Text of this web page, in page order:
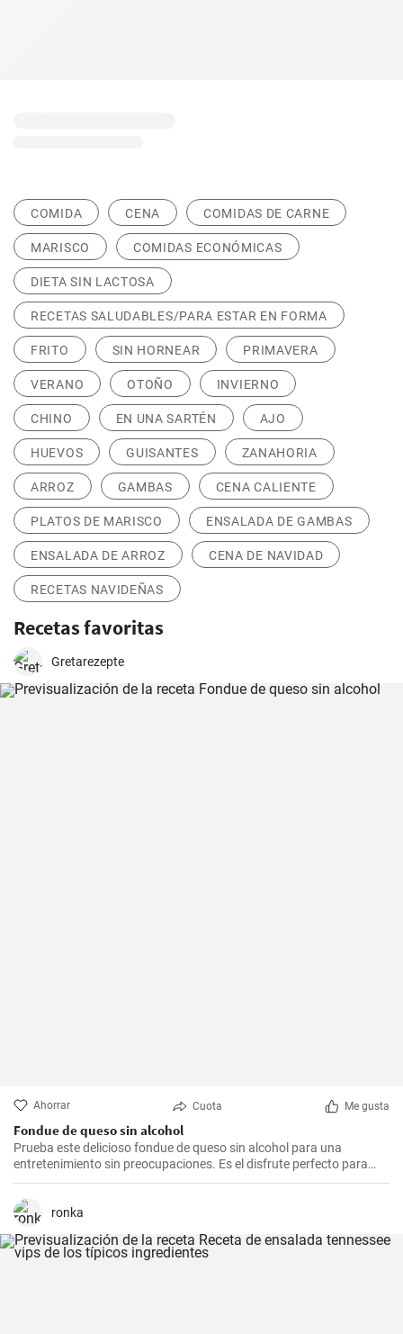
COMIDA CENA COMIDAS DE CARNE
MARISCO COMIDAS ECONÓMICAS
DIETA SIN LACTOSA
RECETAS SALUDABLES/PARA ESTAR EN FORMA
FRITO SIN HORNEAR PRIMAVERA
VERANO OTOÑO INVIERNO
CHINO EN UNA SARTÉN AJO
HUEVOS GUISANTES ZANAHORIA
ARROZ GAMBAS CENA CALIENTE
PLATOS DE MARISCO ENSALADA DE GAMBAS
ENSALADA DE ARROZ CENA DE NAVIDAD
RECETAS NAVIDEÑAS
Recetas favoritas
Gretarezepte
Ahorrar Cuota Me gusta
Fondue de queso sin alcohol
Prueba este delicioso fondue de queso sin alcohol para una
entretenimiento sin preocupaciones. Es el disfrute perfecto para
una noche acogedora con amigos y familiares. Sírvelo con tus
guarniciones favoritas como pan crujiente, verduras o incluso
frutas para una experiencia culinaria inolvidable.
ronka